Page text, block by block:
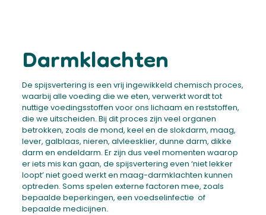
Darmklachten
De spijsvertering is een vrij ingewikkeld chemisch proces,
waarbij alle voeding die we eten, verwerkt wordt tot
nuttige voedingsstoffen voor ons lichaam en reststoffen,
die we uitscheiden. Bij dit proces zijn veel organen
betrokken, zoals de mond, keel en de slokdarm, maag,
lever, galblaas, nieren, alvleesklier, dunne darm, dikke
darm en endeldarm. Er zijn dus veel momenten waarop
er iets mis kan gaan, de spijsvertering even ‘niet lekker
loopt’ niet goed werkt en maag-darmklachten kunnen
optreden. Soms spelen externe factoren mee, zoals
bepaalde beperkingen, een voedselinfectie of
bepaalde medicijnen.